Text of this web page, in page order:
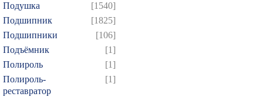
Подушка
[1540]
Подшипник
[1825]
Подшипники
[106]
Подъёмник
[1]
Полироль
[1]
Полироль-
реставратор
[1]